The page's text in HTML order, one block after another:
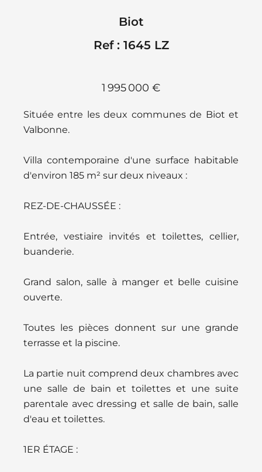
Biot
Ref : 1645 LZ
1 995 000 €
Située entre les deux communes de Biot et
Valbonne.
Villa contemporaine d'une surface habitable
d'environ 185 m² sur deux niveaux :
REZ-DE-CHAUSSÉE :
Entrée, vestiaire invités et toilettes, cellier,
buanderie.
Grand salon, salle à manger et belle cuisine
ouverte.
Toutes les pièces donnent sur une grande
terrasse et la piscine.
La partie nuit comprend deux chambres avec
une salle de bain et toilettes et une suite
parentale avec dressing et salle de bain, salle
d'eau et toilettes.
1ER ÉTAGE :